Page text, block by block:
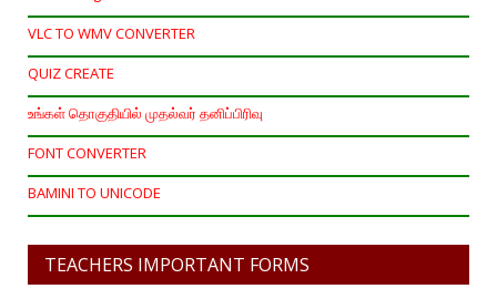
VLC TO WMV CONVERTER
QUIZ CREATE
உங்கள் தொகுதியில் முதல்வர் தனிப்பிரிவு
FONT CONVERTER
BAMINI TO UNICODE
TEACHERS IMPORTANT FORMS